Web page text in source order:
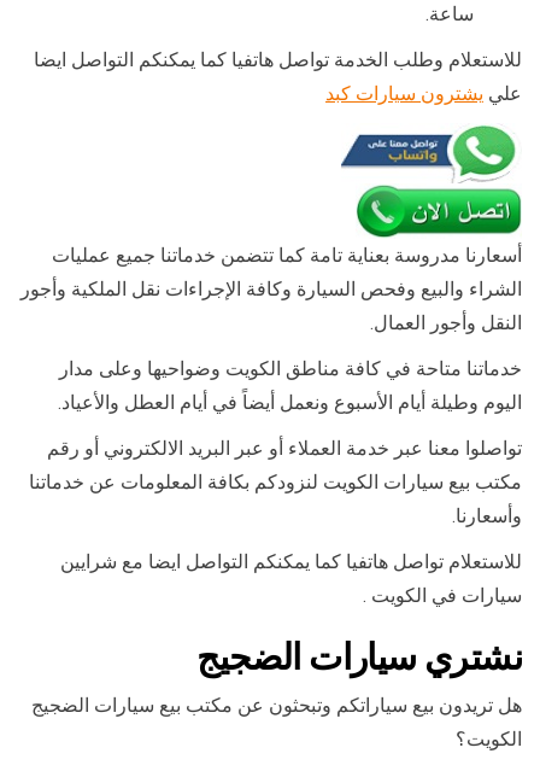
ساعة.
للاستعلام وطلب الخدمة تواصل هاتفيا كما يمكنكم التواصل ايضا
علي يشترون سيارات كبد
أسعارنا مدروسة بعناية تامة كما تتضمن خدماتنا جميع عمليات
الشراء والبيع وفحص السيارة وكافة الإجراءات نقل الملكية وأجور
النقل وأجور العمال.
خدماتنا متاحة في كافة مناطق الكويت وضواحيها وعلى مدار
اليوم وطيلة أيام الأسبوع ونعمل أيضاً في أيام العطل والأعياد.
تواصلوا معنا عبر خدمة العملاء أو عبر البريد الالكتروني أو رقم
مكتب بيع سيارات الكويت لنزودكم بكافة المعلومات عن خدماتنا
وأسعارنا.
للاستعلام تواصل هاتفيا كما يمكنكم التواصل ايضا مع شرايين
سيارات في الكويت .
نشتري سيارات الضجيج
هل تريدون بيع سياراتكم وتبحثون عن مكتب بيع سيارات الضجيج
الكويت؟